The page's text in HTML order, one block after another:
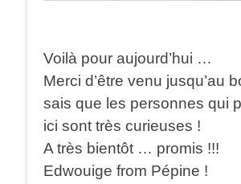
Voilà pour aujourd’hui …
Merci d’être venu jusqu’au
sais que les personnes qui
ici sont très curieuses !
A très bientôt … promis !!!
Edwouige from Pépine !